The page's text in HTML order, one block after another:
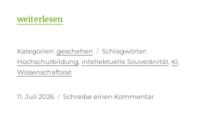
„Alles andere als ein Schnellschuss“
weiterlesen
Kategorien
geschehen
Hochschulbildung, intellektuelle Souveränität, KI,
Wissenschaftsrat
Veröffentlicht
11. Juli 2026 Schreibe einen Kommentarzu